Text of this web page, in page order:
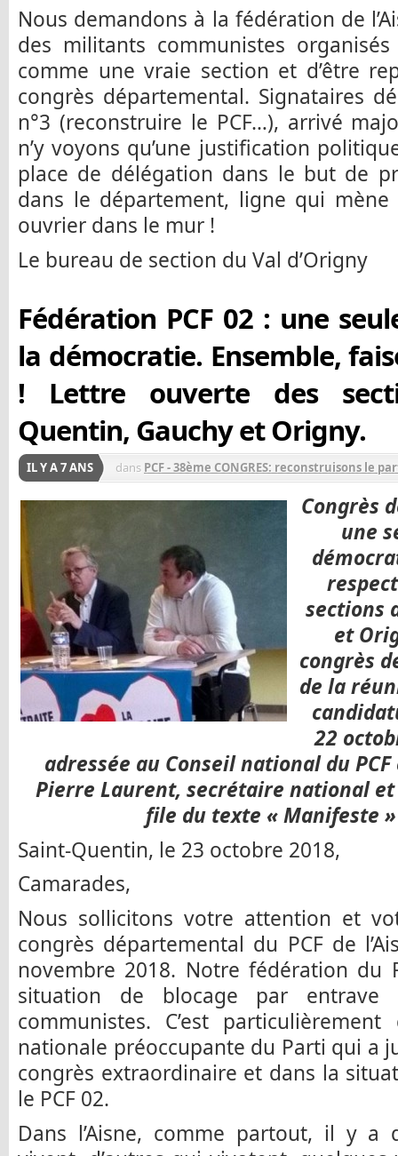
Nous demandons à la fédération de
des militants communistes
comme une vraie section et d’être
congrès départemental. Signataires
n°3 (reconstruire le PCF…), arrivé
n’y voyons qu’une justification
place de délégation dans le but de
dans le département, ligne qui
ouvrier dans le mur !
Le bureau de section du Val d’Origny
Fédération PCF 02 : une
la démocratie. Ensemble,
! Lettre ouverte des
Quentin, Gauchy et Origny.
IL Y A 7 ANS dans PCF - 38ème CONGRES: reconstruisons le
Congrès
une
sections
et
congrès
de la
22
adressée au Conseil national du
Pierre Laurent, secrétaire national et
file du texte « Manifeste
Saint-Quentin, le 23 octobre 2018,
Camarades,
Nous sollicitons votre attention et
congrès départemental du PCF de
novembre 2018. Notre fédération du
situation de blocage par entrave
communistes. C’est
nationale préoccupante du Parti qui a
congrès extraordinaire et dans la
le PCF 02.
Dans l’Aisne, comme partout, il y a